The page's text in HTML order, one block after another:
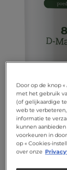
Door op de knop
met het gebruik
(of gelijkaardige
web te
informatie te
kunnen
voorkeuren in
op « Cookies-
over onze